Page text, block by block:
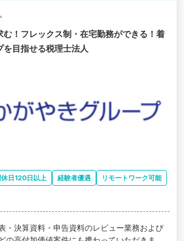
む！フレックス制・在宅勤務ができる！着
目指せる税理士法人
休日120日以上 経験者優遇
リモートワーク可能
・決算資料・申告資料のレビュー業務および